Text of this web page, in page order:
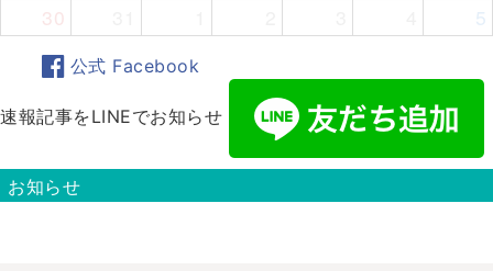
30
5
公式 Facebook
速報記事をLINEでお知らせ
お知らせ